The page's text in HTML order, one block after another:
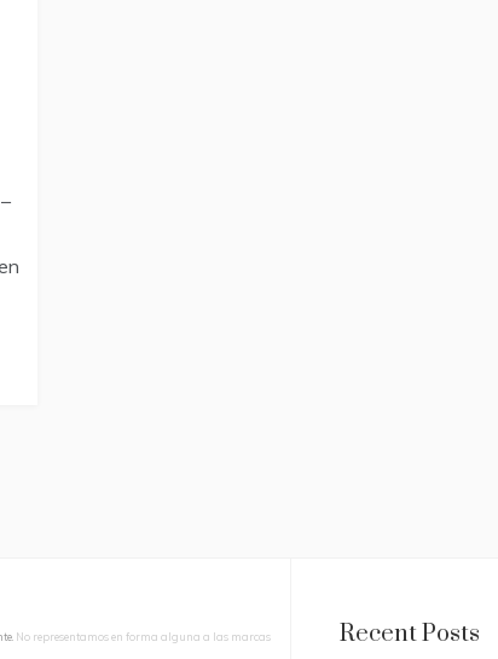
No representamos en forma alguna a las marcas Recent Posts